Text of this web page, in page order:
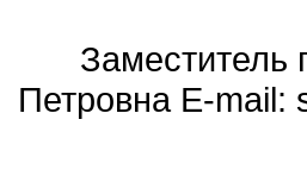
Заместитель
Петровна E-mail: